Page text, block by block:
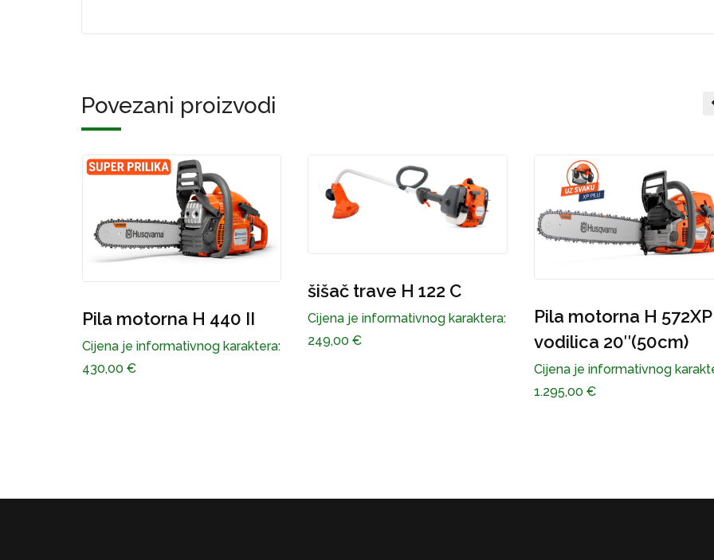
Povezani proizvodi
Cijena je informativnog karaktera:
249,00€
Pila motorna H 572XP –
vodilica 20″(50cm)
Pila motorna H 450 II
(15” .325” SN SP33G)
Cijena je informativnog
660,00€